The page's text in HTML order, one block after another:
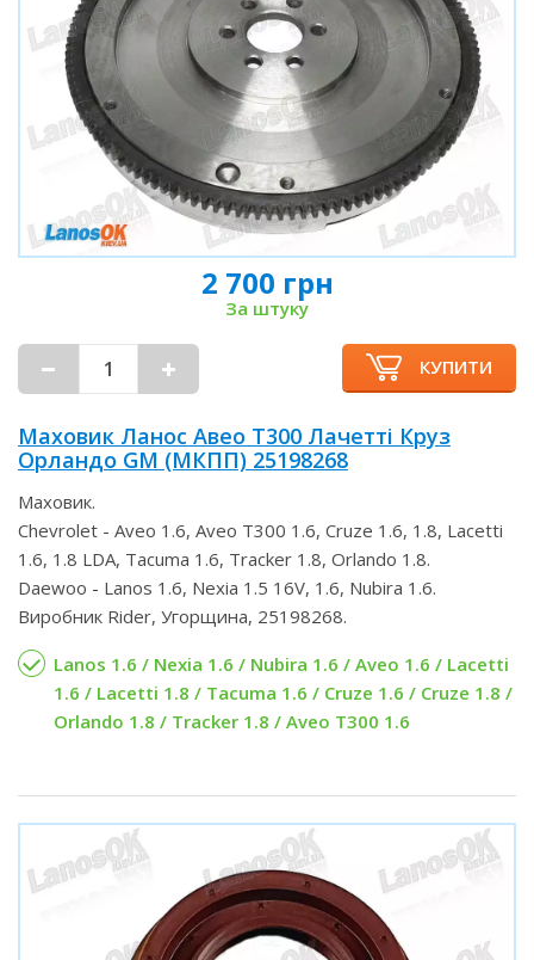
2 700 грн
За штуку
КУПИТИ
Маховик Ланос Авео Т300 Лачетті Круз
Орландо GM (МКПП) 25198268
Маховик.
Chevrolet - Aveo 1.6, Aveo T300 1.6, Cruze 1.6, 1.8, Lacetti
1.6, 1.8 LDA, Tacuma 1.6, Tracker 1.8, Orlando 1.8.
Daewoo - Lanos 1.6, Nexia 1.5 16V, 1.6, Nubira 1.6.
Виробник Rider, Угорщина, 25198268.
Lanos 1.6 / Nexia 1.6 / Nubira 1.6 / Aveo 1.6 / Lacetti
1.6 / Lacetti 1.8 / Tacuma 1.6 / Cruze 1.6 / Cruze 1.8 /
Orlando 1.8 / Tracker 1.8 / Aveo T300 1.6